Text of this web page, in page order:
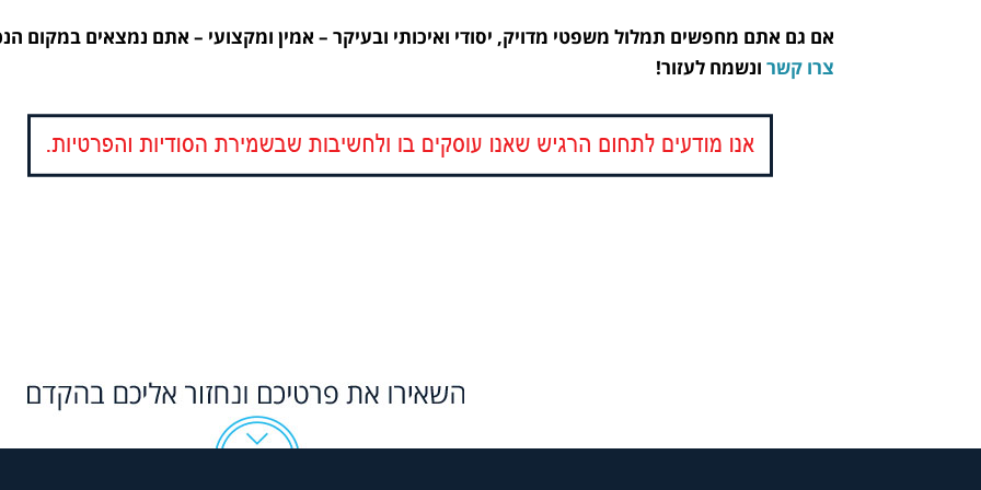
אם גם אתם מחפשים תמלול משפטי מדויק, יסודי ואיכותי ובעיקר – אמין ומקצועי – אתם נמצאים במקום
צרו קשר ונשמח לעזור!